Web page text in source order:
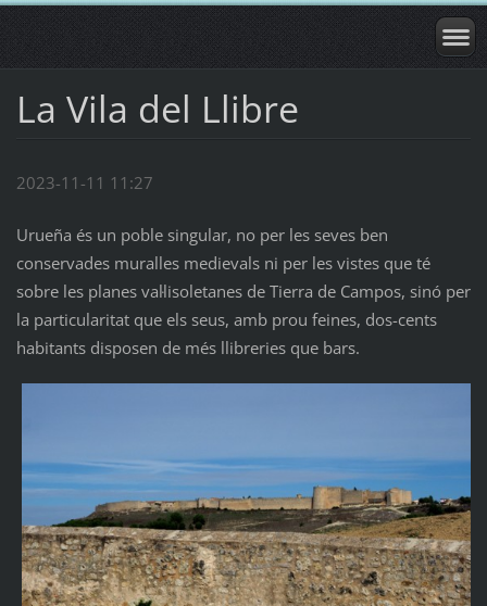
La Vila del Llibre
2023-11-11 11:27
Urueña és un poble singular, no per les seves ben
conservades muralles medievals ni per les vistes que té
sobre les planes val·lisoletanes de Tierra de Campos, sinó per
la particularitat que els seus, amb prou feines, dos-cents
habitants disposen de més llibreries que bars.